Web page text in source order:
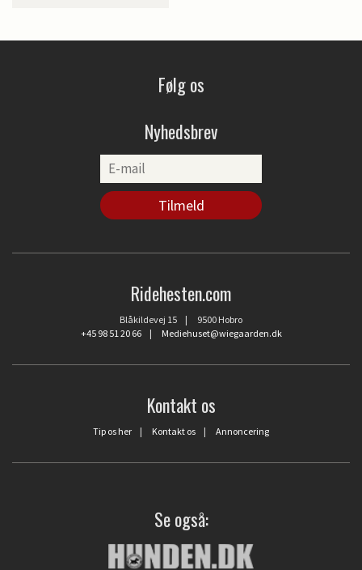
Følg os
Nyhedsbrev
Ridehesten.com
Blåkildevej 15 | 9500 Hobro
+45 98 51 20 66| Mediehuset@wiegaarden.dk
Kontakt os
Tip os her | Kontakt os | Annoncering
Se også: